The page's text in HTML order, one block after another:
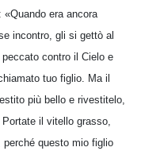
era ancora
incontro, gli si gettò al
contro il Cielo e
tuo figlio. Ma il
più bello e rivestitelo,
il vitello grasso,
questo mio figlio